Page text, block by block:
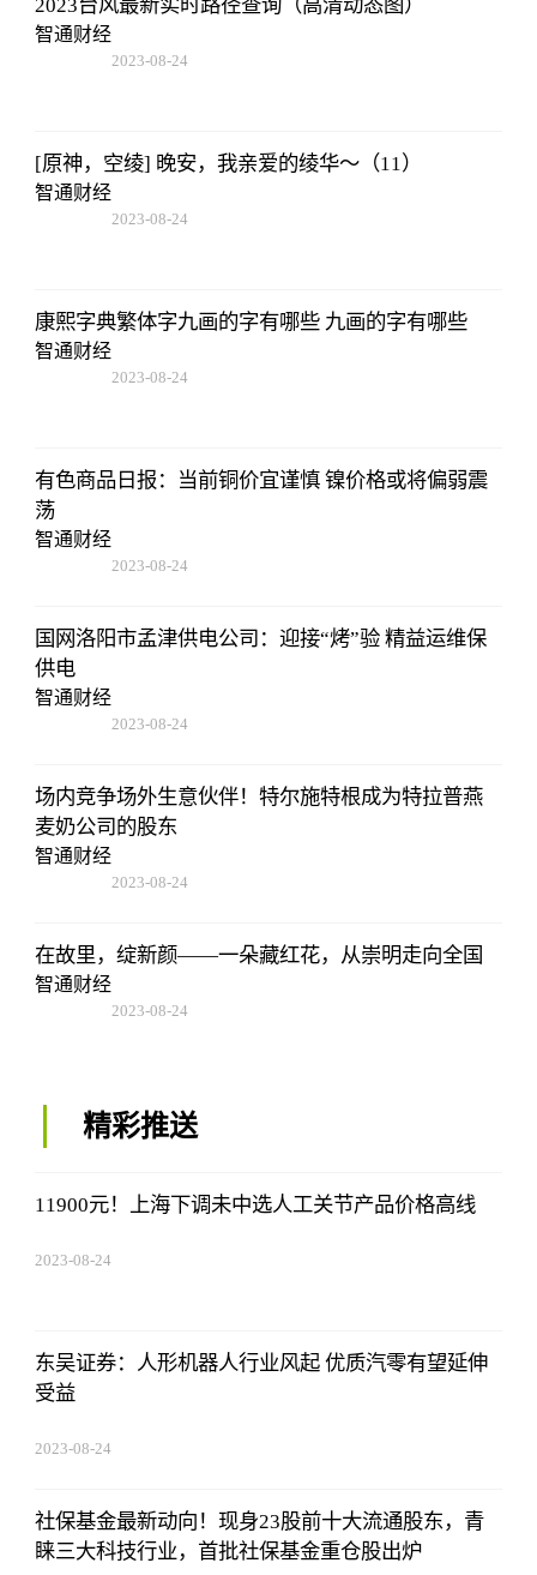
智通财经
2023-08-24
[原神，空绫] 晚安，我亲爱的绫华～（11）
智通财经
2023-08-24
康熙字典繁体字九画的字有哪些 九画的字有哪些
智通财经
2023-08-24
有色商品日报：当前铜价宜谨慎 镍价格或将偏弱震
荡
智通财经
2023-08-24
国网洛阳市孟津供电公司：迎接“烤”验 精益运维保
供电
智通财经
2023-08-24
场内竞争场外生意伙伴！特尔施特根成为特拉普燕
麦奶公司的股东
智通财经
2023-08-24
在故里，绽新颜——一朵藏红花，从崇明走向全国
智通财经
2023-08-24
精彩推送
11900元！上海下调未中选人工关节产品价格高线
2023-08-24
东吴证券：人形机器人行业风起 优质汽零有望延伸
受益
2023-08-24
社保基金最新动向！现身23股前十大流通股东，青
睐三大科技行业，首批社保基金重仓股出炉